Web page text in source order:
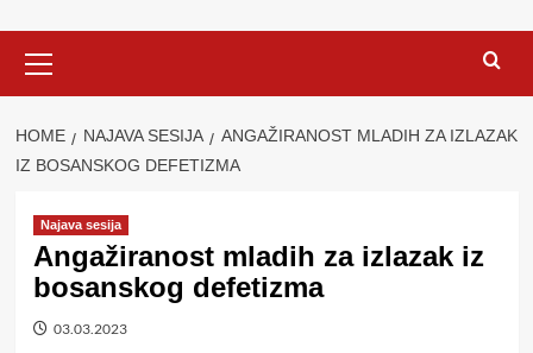
Menu
HOME NAJAVA SESIJA
ANGAŽIRANOST MLADIH ZA IZLAZAK
IZ BOSANSKOG DEFETIZMA
Najava sesija
Angažiranost mladih za izlazak iz
bosanskog defetizma
03.03.2023